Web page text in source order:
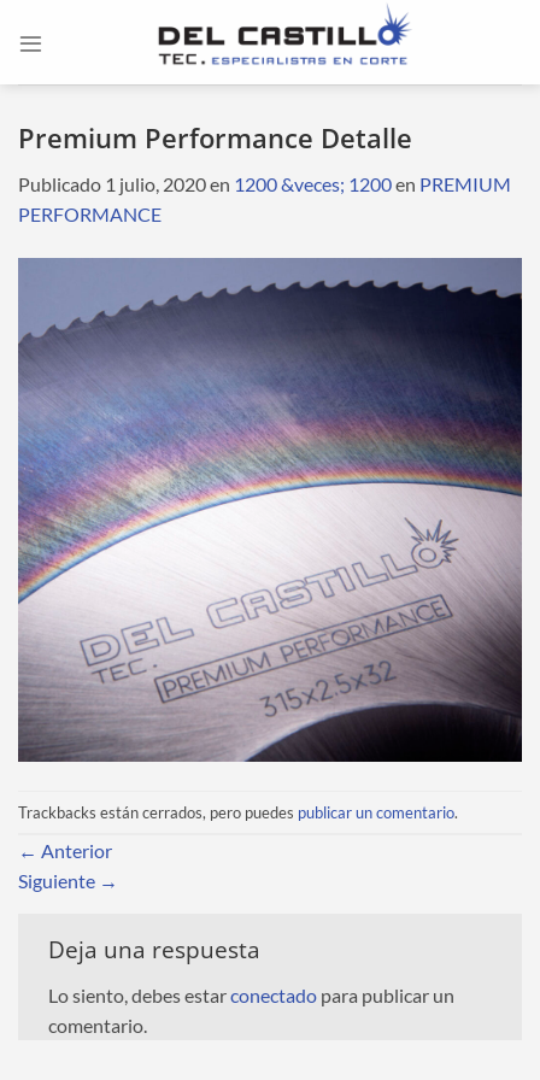
Premium Performance Detalle
Publicado 1 julio, 2020en 1200 &veces; 1200en PREMIUM
PERFORMANCE
Trackbacks están cerrados, pero puedes publicar un comentario.
← Anterior
Siguiente →
Deja una respuesta
Lo siento, debes estarconectado para publicar un
comentario.